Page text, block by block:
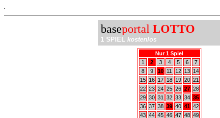
baseportal LOTTO
1 SPIEL kostenlos
Nur 1 Spiel
1
2 3 4 5 6
7
8
9 10 11 12 13
14
15
16 17 18 19 20 21
22 23 24 25 26 27 28
29 30 31 32 33 34 35
36 37 38 39 40 41 42
43 44 45 46 47 48 49